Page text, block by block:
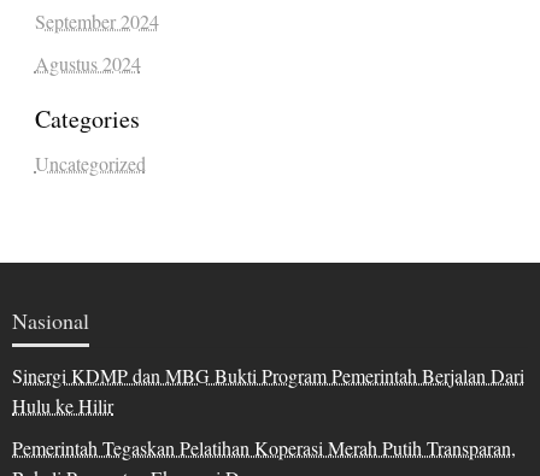
September 2024
Agustus 2024
Categories
Uncategorized
Nasional
Sinergi KDMP dan MBG Bukti Program Pemerintah Berjalan Dari
Hulu ke Hilir
Pemerintah Tegaskan Pelatihan Koperasi Merah Putih Transparan,